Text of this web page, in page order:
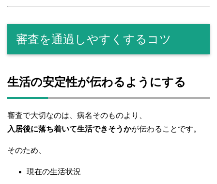
審査を通過しやすくするコツ
生活の安定性が伝わるようにする
審査で大切なのは、病名そのものより、
入居後に落ち着いて生活できそうかが伝わることです。
そのため、
現在の生活状況